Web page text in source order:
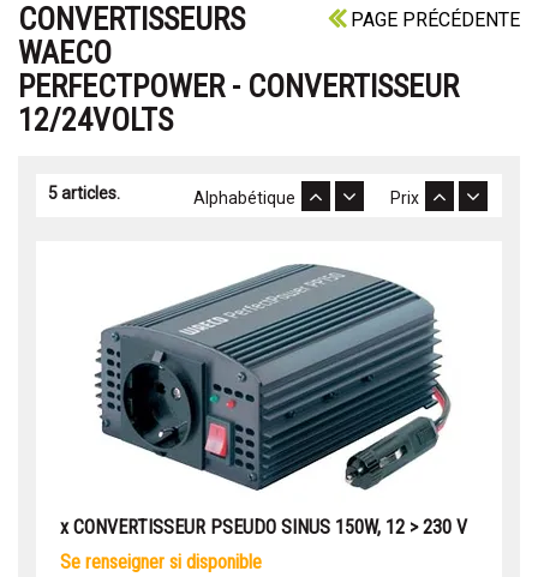
PAGE PRÉCÉDENTE
CONVERTISSEURS
WAECO
PERFECTPOWER - CONVERTISSEUR
12/24VOLTS
5 articles. Prix
Alphabétique
x CONVERTISSEUR PSEUDO SINUS 150W, 12 > 230 V
se renseigner si disponible